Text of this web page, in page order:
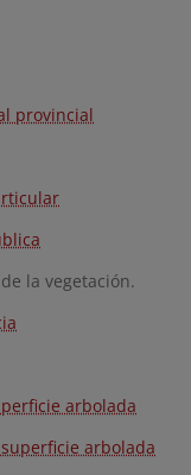
provincial
la vegetación.
arbolada
arbolada